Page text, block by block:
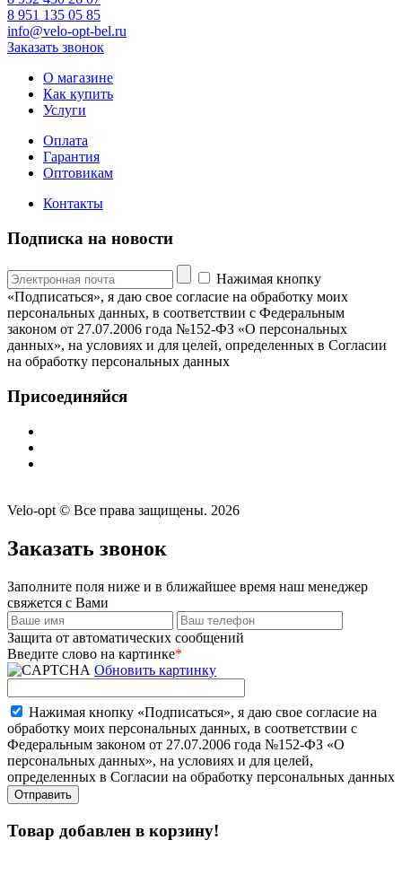
8 951 135 05 85
info@velo-opt-bel.ru
Заказать звонок
О магазине
Как купить
Услуги
Оплата
Гарантия
Оптовикам
Контакты
Подписка на новости
Нажимая кнопку
«Подписаться», я даю свое согласие на обработку моих
персональных данных, в соответствии с Федеральным
законом от 27.07.2006 года №152-ФЗ «О персональных
данных», на условиях и для целей, определенных в Согласии
на обработку персональных данных
Присоединяйся
Velo-opt © Все права защищены. 2026
Заказать звонок
Заполните поля ниже и в ближайшее время наш менеджер
свяжется с Вами
Защита от автоматических сообщений
Введите слово на картинке*
Обновить картинку
Нажимая кнопку «Подписаться», я даю свое согласие на
обработку моих персональных данных, в соответствии с
Федеральным законом от 27.07.2006 года №152-ФЗ «О
персональных данных», на условиях и для целей,
определенных в Согласии на обработку персональных данных
Товар добавлен в корзину!